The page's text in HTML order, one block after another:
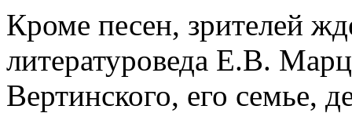
Кроме песен, зрителей
литературоведа Е.В.
Вертинского, его семье,